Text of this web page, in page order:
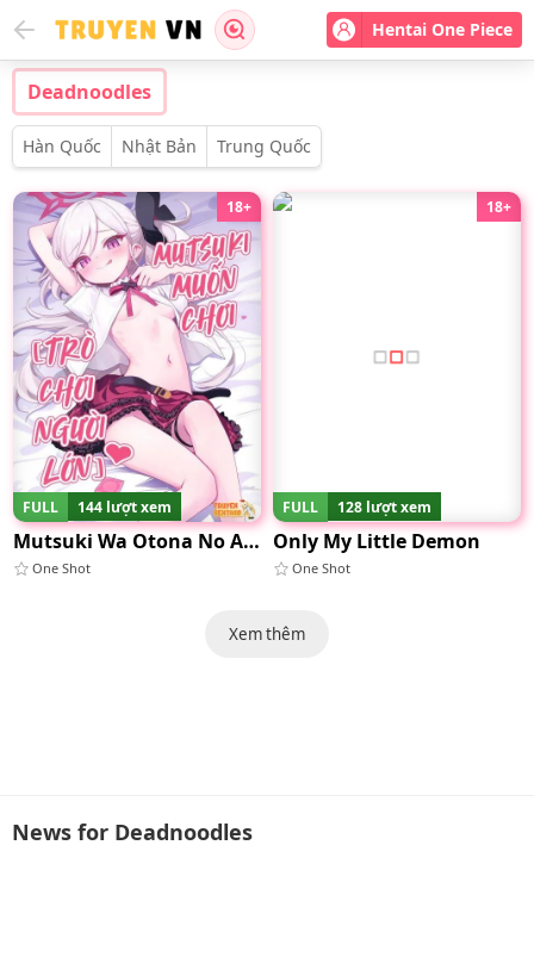
Hentai One Piece
Deadnoodles
Hàn Quốc Nhật Bản Trung Quốc
18+
FULL 144 lượt xem
Mutsuki Wa Otona No Asobi Ga Shitai
One Shot
18+
FULL 128 lượt xem
Only My Little Demon
One Shot
Xem thêm
News for Deadnoodles